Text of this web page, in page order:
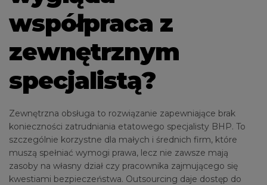
współpraca z
zewnętrznym
specjalistą?
Zewnętrzna obsługa to rozwiązanie zapewniające brak
konieczności zatrudniania etatowego specjalisty BHP. To
szczególnie korzystne dla małych i średnich firm, które
muszą spełniać wymogi prawa, lecz nie zawsze mają
zasoby na własny dział czy pracownika zajmującego się
kwestiami bezpieczeństwa. Outsourcing daje dostęp do